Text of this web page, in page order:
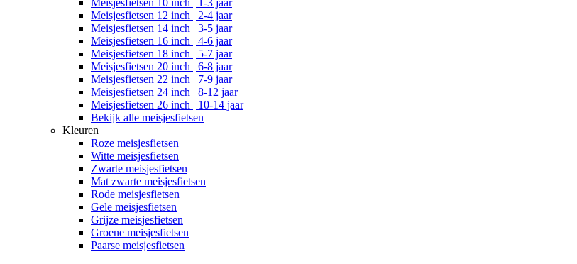
Meisjesfietsen 10 inch | 1-3 jaar
Meisjesfietsen 12 inch | 2-4 jaar
Meisjesfietsen 14 inch | 3-5 jaar
Meisjesfietsen 16 inch | 4-6 jaar
Meisjesfietsen 18 inch | 5-7 jaar
Meisjesfietsen 20 inch | 6-8 jaar
Meisjesfietsen 22 inch | 7-9 jaar
Meisjesfietsen 24 inch | 8-12 jaar
Meisjesfietsen 26 inch | 10-14 jaar
Bekijk alle meisjesfietsen
Kleuren
Roze meisjesfietsen
Witte meisjesfietsen
Zwarte meisjesfietsen
Mat zwarte meisjesfietsen
Rode meisjesfietsen
Gele meisjesfietsen
Grijze meisjesfietsen
Groene meisjesfietsen
Paarse meisjesfietsen